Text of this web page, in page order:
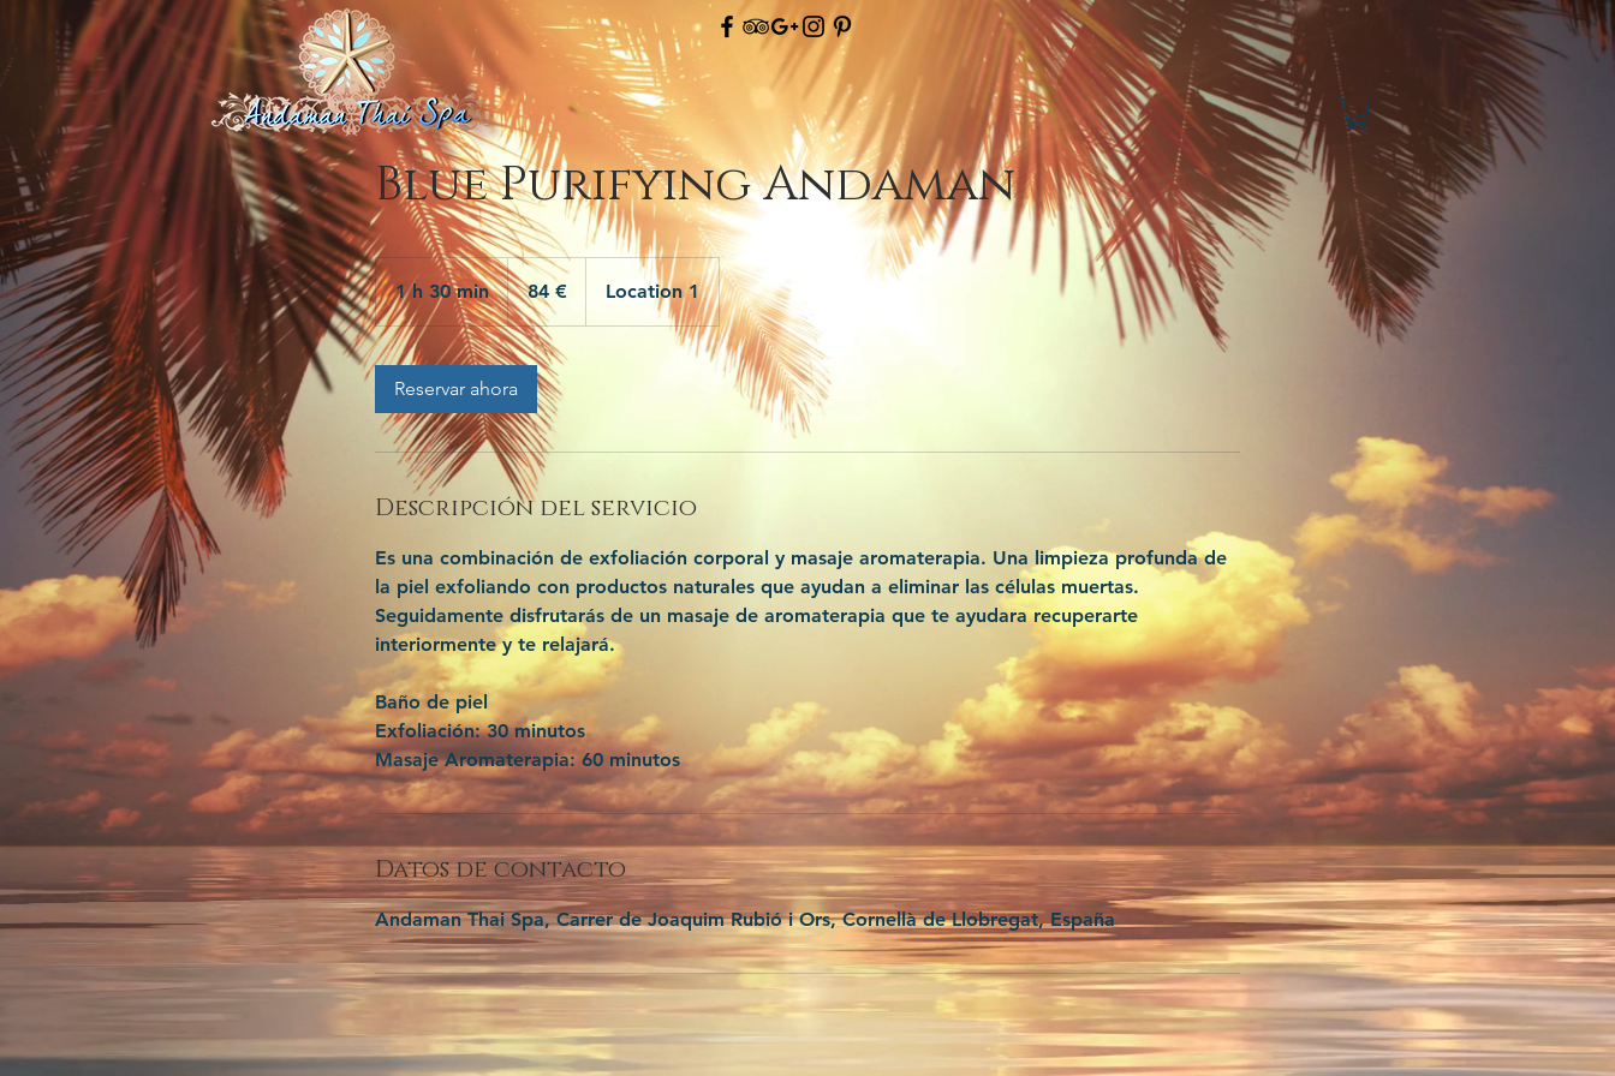
Blue Purifying Andaman
1 h 30 min1
3
m
84
euros
84 € Location 1
Reservar ahora
Descripción del servicio
Es una combinación de exfoliación corporal y masaje aromaterapia. Una limpieza profunda de
la piel exfoliando con productos naturales que ayudan a eliminar las células muertas.
Seguidamente disfrutarás de un masaje de aromaterapia que te ayudara recuperarte
interiormente y te relajará.
Baño de piel
Exfoliación: 30 minutos
Masaje Aromaterapia: 60 minutos
Datos de contacto
Andaman Thai Spa, Carrer de Joaquim Rubió i Ors, Cornellà de Llobregat, España